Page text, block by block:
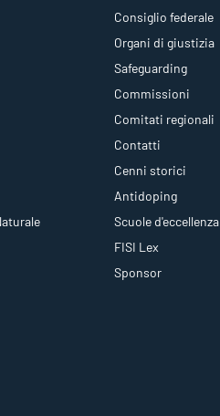
Consiglio federale
Organi di giustizia
Safeguarding
Commissioni
Comitati regionali
Contatti
Cenni storici
Antidoping
Scuole d'eccellenza
FISI Lex
Sponsor